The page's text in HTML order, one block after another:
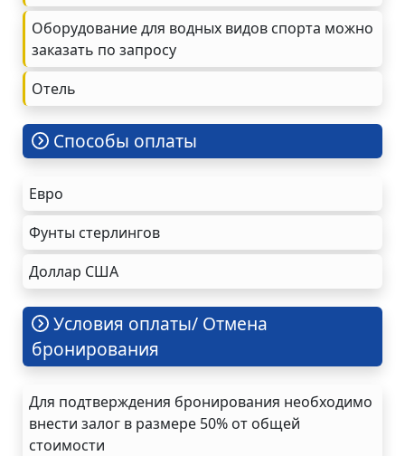
Оборудование для водных видов спорта можно
заказать по запросу
Oтель
Cпособы оплаты
Евро
Фунты стерлингов
Доллар США
Условия оплаты/ Отмена
бронирования
Для подтверждения бронирования необходимо
внести залог в размере 50% от общей
стоимости